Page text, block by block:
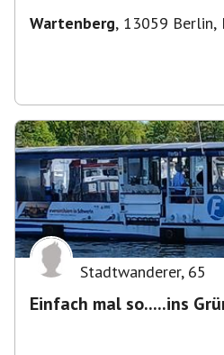
Wartenberg, 13059 Berlin,
Stadtwanderer, 65
Einfach mal so.....ins